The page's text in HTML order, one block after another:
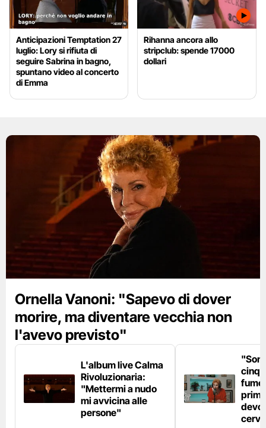
Anticipazioni Temptation 27
luglio: Lory si rifiuta di
seguire Sabrina in bagno,
spuntano video al concerto
di Emma
Rihanna ancora allo
stripclub: spende 17000
dollari
Ornella Vanoni: "Sapevo di dover
morire, ma diventare vecchia non
l'avevo previsto"
L'album live Calma
Rivoluzionaria:
"Mettermi a nudo
mi avvicina alle
persone"
fumo
devo